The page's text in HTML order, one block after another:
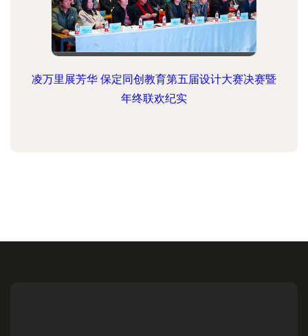
凌万里展芳华 保定同创教育第五届设计大赛决赛暨
年终联欢纪实